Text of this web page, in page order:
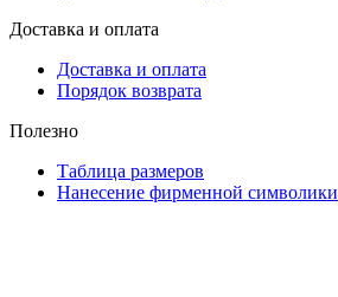
Доставка и оплата
Доставка и оплата
Порядок возврата
Полезно
Таблица размеров
Нанесение фирменной символики